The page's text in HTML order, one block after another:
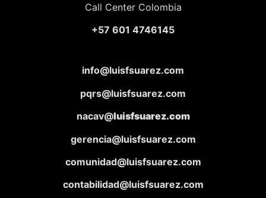
Call Center Colombia
+57 601 4746145
info@luisfsuarez.com
pqrs@luisfsuarez.com
nacav@luisfsuarez.com
gerencia@luisfsuarez.com
comunidad@luisfsuarez.com
contabilidad@luisfsuarez.com